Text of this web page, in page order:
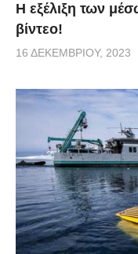
Η εξέλιξη των
βίντεο!
16 ΔΕΚΕΜΒΡΊΟΥ, 2023